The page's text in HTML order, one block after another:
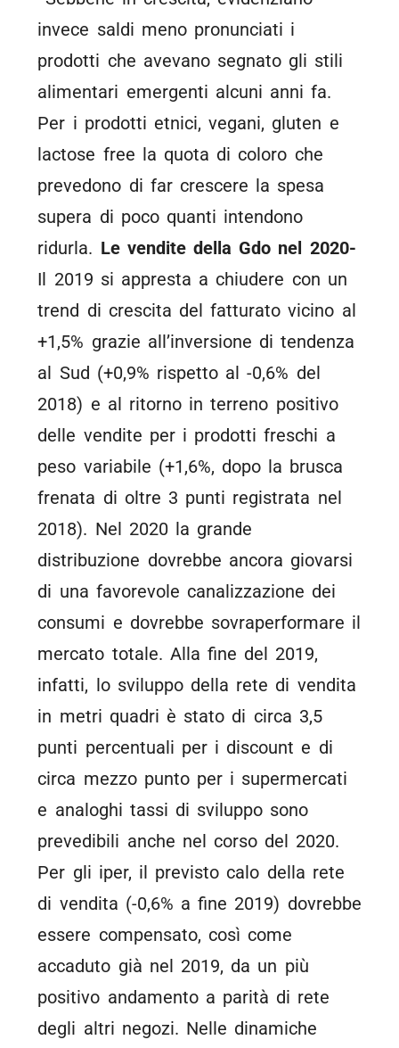
invece saldi meno pronunciati i
prodotti che avevano segnato gli stili
alimentari emergenti alcuni anni fa.
Per i prodotti etnici, vegani, gluten e
lactose free la quota di coloro che
prevedono di far crescere la spesa
supera di poco quanti intendono
ridurla. Le vendite della Gdo nel 2020-
Il 2019 si appresta a chiudere con un
trend di crescita del fatturato vicino al
+1,5% grazie all’inversione di tendenza
al Sud (+0,9% rispetto al -0,6% del
2018) e al ritorno in terreno positivo
delle vendite per i prodotti freschi a
peso variabile (+1,6%, dopo la brusca
frenata di oltre 3 punti registrata nel
2018). Nel 2020 la grande
distribuzione dovrebbe ancora giovarsi
di una favorevole canalizzazione dei
consumi e dovrebbe sovraperformare il
mercato totale. Alla fine del 2019,
infatti, lo sviluppo della rete di vendita
in metri quadri è stato di circa 3,5
punti percentuali per i discount e di
circa mezzo punto per i supermercati
e analoghi tassi di sviluppo sono
prevedibili anche nel corso del 2020.
Per gli iper, il previsto calo della rete
di vendita (-0,6% a fine 2019) dovrebbe
essere compensato, così come
accaduto già nel 2019, da un più
positivo andamento a parità di rete
degli altri negozi. Nelle dinamiche